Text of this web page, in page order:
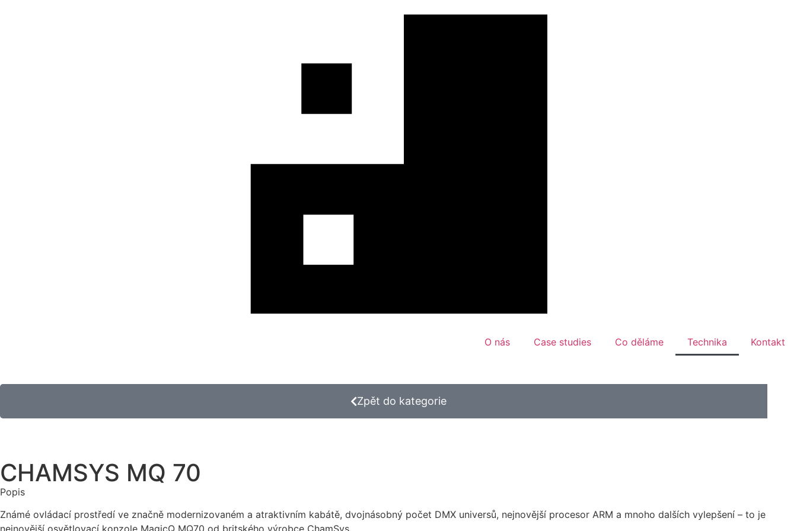
O nás Case studies Co děláme Technika Kontakt
Zpět do kategorie
CHAMSYS MQ 70
Popis
Známé ovládací prostředí ve značně modernizovaném a atraktivním kabátě, dvojnásobný počet DMX universů, nejnovější procesor ARM a mnoho dalších vylepšení – to je